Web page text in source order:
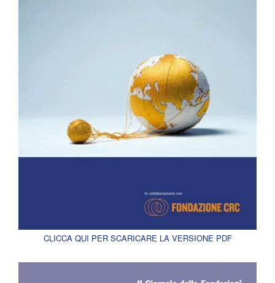
CLICCA QUI PER SCARICARE LA VERSIONE PDF